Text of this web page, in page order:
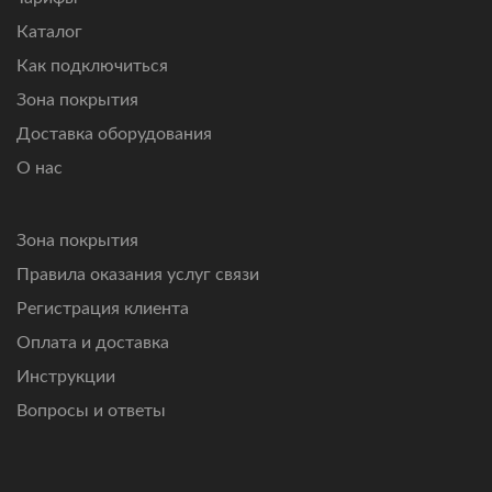
Каталог
Как подключиться
Зона покрытия
Доставка оборудования
О нас
Зона покрытия
Правила оказания услуг связи
Регистрация клиента
Оплата и доставка
Инструкции
Вопросы и ответы